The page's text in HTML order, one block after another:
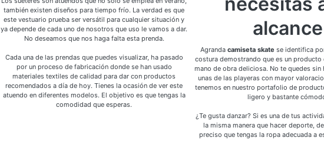
también existen diseños para tiempo frío. La verdad es que
este vestuario prueba ser versátil para cualquier situación y
ya depende de cada uno de nosotros que uso le vamos a dar.
No deseamos que nos haga falta esta prenda.
Cada una de las prendas que puedes visualizar, ha pasado
por un proceso de fabricación donde se han usado
materiales textiles de calidad para dar con productos
recomendados a día de hoy. Tienes la ocasión de ver este
atuendo en diferentes modelos. El objetivo es que tengas la
comodidad que esperas.
alcance
Agranda camiseta skate se identifica
costura demostrando que es un producto
mano de obra deliciosa. No te quedes
unas de las playeras con mayor
tenemos en nuestro portafolio de
ligero y bastante
¿Te gusta danzar? Si es una de tus
la misma manera que hacer deporte,
preciso que tengas la ropa adecuada a